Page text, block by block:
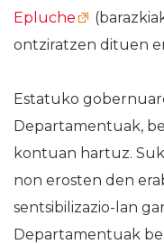
Epluche
ontziratzen dituen
Estatuko
Departamentuak,
kontuan hartuz.
non erosten den
sentsibilizazio-lan
Departamentuak